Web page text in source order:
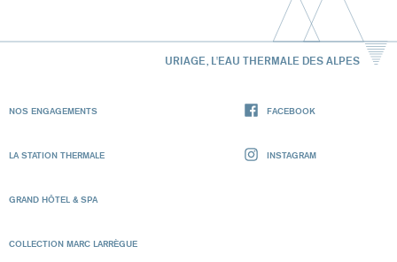
URIAGE, L'EAU THERMALE DES ALPES
NOS ENGAGEMENTS
LA STATION THERMALE
GRAND HÔTEL & SPA
COLLECTION MARC LARRÈGUE
FACEBOOK
INSTAGRAM